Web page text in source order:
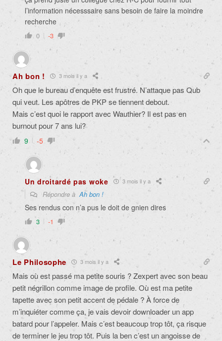
l’information nécesssaire sans besoin de faire la moindre
recherche
0 -3
Ah bon ! 3 mois il y a
Oh que le bureau d’enquête est frustré. N’attaque pas Qub
qui veut. Les apôtres de PKP se tiennent debout.
Mais c’est quoi le rapport avec Wauthier? Il est pas en
burnout pour 7 ans lui?
9 -5
Un droitardé pas woke 3 mois il y a
Répondre à Ah bon !
Ses rendus con n’a pus le doit de gnien dires
3 -1
Le Philosophe 3 mois il y a
Mais où est passé ma petite souris ? Zexpert avec son beau
petit négrillon comme image de profile. Où est ma petite
tapette avec son petit accent de pédale ? À force de
m’inquiéter comme ça, je vais devoir downloader un app
batard pour l’appeler. Mais c’est beaucoup trop tôt, ça risque
de terminer le jeu trop tôt. Puis la ben c’est un angoisse de